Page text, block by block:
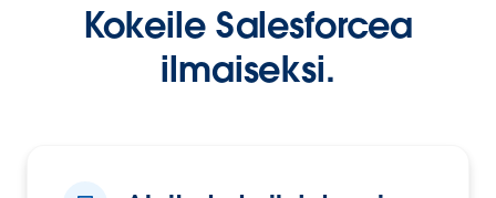
Kokeile Salesforcea
ilmaiseksi.